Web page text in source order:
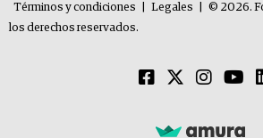
Términos y condiciones
Legales
© 2026.
los derechos reservados.